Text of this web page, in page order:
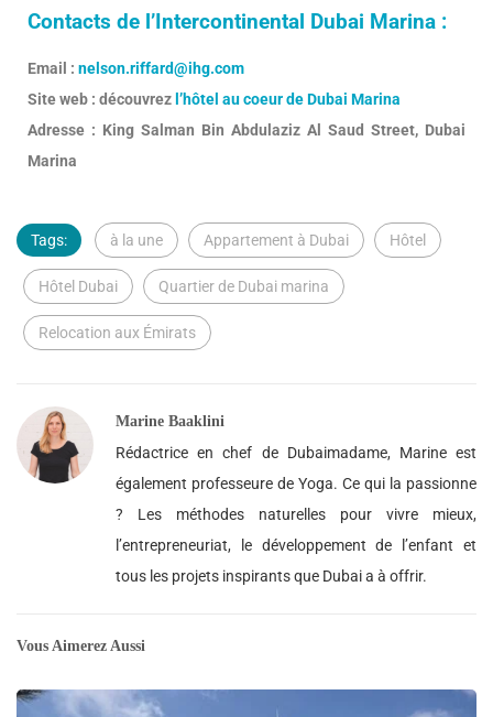
Contacts de l’Intercontinental Dubai Marina :
Email : nelson.riffard@ihg.com
Site web : découvrez l’hôtel au coeur de Dubai Marina
Adresse : King Salman Bin Abdulaziz Al Saud Street, Dubai
Marina
Tags: à la une Appartement à Dubai Hôtel
Hôtel Dubai Quartier de Dubai marina
Relocation aux Émirats
Marine Baaklini
Rédactrice en chef de Dubaimadame, Marine est
également professeure de Yoga. Ce qui la passionne
? Les méthodes naturelles pour vivre mieux,
l’entrepreneuriat, le développement de l’enfant et
tous les projets inspirants que Dubai a à offrir.
Vous Aimerez Aussi